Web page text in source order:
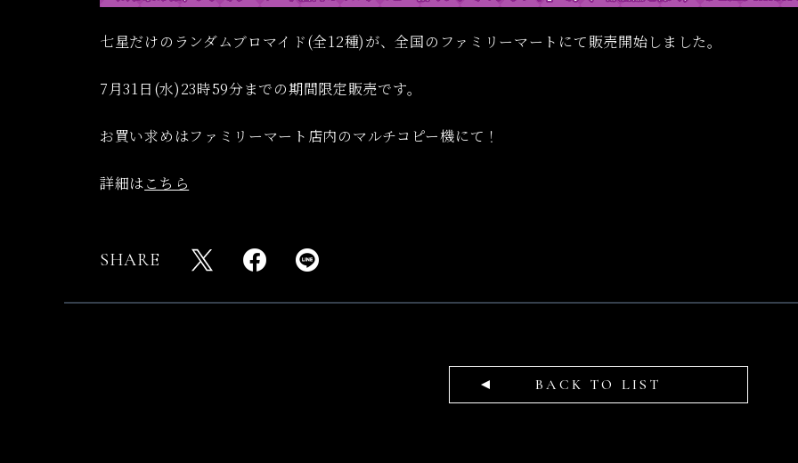
七星だけのランダムブロマイド(全12種)が、全国のファミリーマートにて販売開始しました。
7月31日(水)23時59分までの期間限定販売です。
お買い求めはファミリーマート店内のマルチコピー機にて！
詳細はこちら
SHARE
BACK TO LIST